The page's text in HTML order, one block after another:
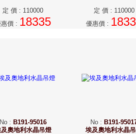
定 價 : 110000
價 : 18335
定 價: 110000
優惠價:
No: B191-95016
奧地利水晶吊燈
No : B191-
埃及奧地利水晶